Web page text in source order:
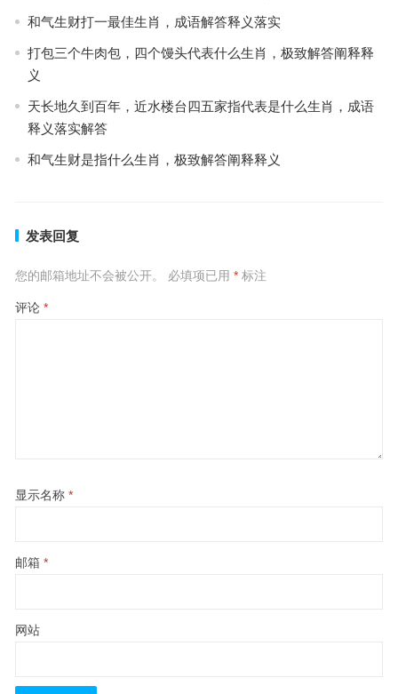
和气生财打一最佳生肖，成语解答释义落实
打包三个牛肉包，四个馒头代表什么生肖，极致解答阐释释
义
天长地久到百年，近水楼台四五家指代表是什么生肖，成语
释义落实解答
和气生财是指什么生肖，极致解答阐释释义
发表回复
您的邮箱地址不会被公开。 必填项已用 *标注
评论 *
显示名称 *
邮箱 *
网站